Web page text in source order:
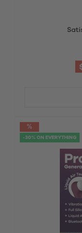
-30% ON EVERYTHING